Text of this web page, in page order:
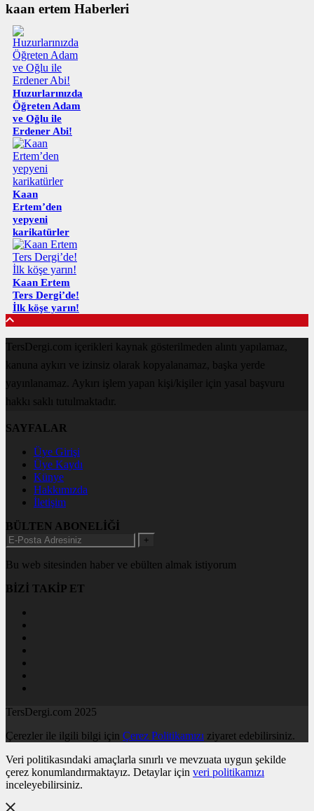
kaan ertem Haberleri
Huzurlarınızda
Öğreten Adam
ve Oğlu ile
Erdener Abi!
Kaan
Ertem’den
yepyeni
karikatürler
Kaan Ertem
Ters Dergi’de!
İlk köşe yarın!
TersDergi.com içerikleri kaynak gösterilmeden alıntı yapılamaz,
kanuna aykırı ve izinsiz olarak kopyalanamaz, başka yerde
yayınlanamaz. Aykırı işlem yapan kişi/kişiler için yasal başvuru
hakkı saklı tutulmaktadır.
SAYFALAR
Üye Girişi
Üye Kaydı
Künye
Hakkımızda
İletişim
BÜLTEN ABONELİĞİ
+
Bu web sitesinden haber ve ebülten almak istiyorum
BİZİ TAKİP ET
TersDergi.com 2025
Çerezler ile ilgili bilgi için Çerez Politikamızı ziyaret edebilirsiniz.
Veri politikasındaki amaçlarla sınırlı ve mevzuata uygun şekilde
çerez konumlandırmaktayız. Detaylar için veri politikamızı
inceleyebilirsiniz.